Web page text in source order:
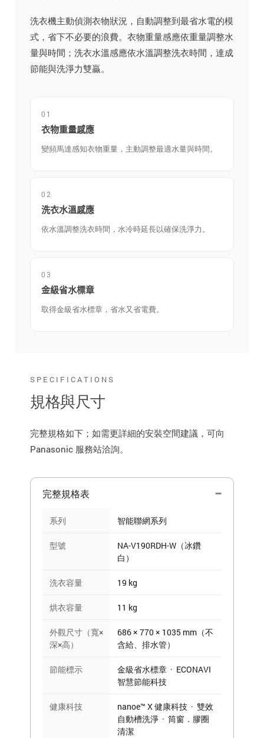
洗衣機主動偵測衣物狀況，自動調整到最省水電的模
式，省下不必要的浪費。衣物重量感應依重量調整水
量與時間；洗衣水溫感應依水溫調整洗衣時間，達成
節能與洗淨力雙贏。
01
衣物重量感應
變頻馬達感知衣物重量，主動調整最適水量與時間。
02
洗衣水溫感應
依水溫調整洗衣時間，水冷時延長以確保洗淨力。
03
金級省水標章
取得金級省水標章，省水又省電費。
SPECIFICATIONS
規格與尺寸
完整規格如下；如需更詳細的安裝空間建議，可向
Panasonic 服務站洽詢。
完整規格表
系列 智能聯網系列
型號
NA-V190RDH-W（冰鑽
白）
洗衣容量 19 kg
烘衣容量 11 kg
外觀尺寸（寬×
深×高）
686 × 770 × 1035 mm（不
含給、排水管）
節能標示
金級省水標章 · ECONAVI
智慧節能科技
健康科技
nanoe™ X 健康科技 · 雙效
自動槽洗淨 · 筒窗．膠圈
清潔